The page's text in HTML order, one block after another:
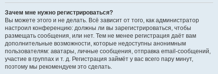
Зачем мне нужно регистрироваться?
Вы можете этого и не делать. Всё зависит от того, как администратор
настроил конференцию: должны ли вы зарегистрироваться, чтобы
размещать сообщения, или нет. Тем не менее регистрация даёт вам
дополнительные возможности, которые недоступны анонимным
пользователям: аватары, личные сообщения, отправка email-сообщений,
участие в группах и т. д. Регистрация займёт у вас всего пару минут,
поэтому мы рекомендуем это сделать.